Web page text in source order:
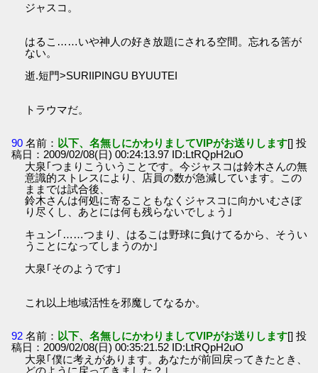
ジャスコ。
はるこ……いや神人の好き放題にされる空間。忘れる筈が
ない。
逝.短門>SURIIPINGU BYUUTEI
トラウマだ。
90 名前： 以下、名無しにかわりましてVIPがお送りします[] 投
稿日：2009/02/08(日) 00:24:13.97 ID:LtRQpH2uO
大泉｢つまりこういうことです。今ジャスコは鈴木さんの無
意識的ストレスにより、店員の数が急減しています。この
ままでは試合後、
鈴木さんは何処に寄ることもなくジャスコに向かいむさぼ
り尽くし、あとには何も残らないでしょう｣
キュン｢……つまり、はるこは野球に負けてるから、そうい
うことになってしまうのか｣
大泉｢そのようです｣
これ以上地域活性を邪魔してなるか。
92 名前： 以下、名無しにかわりましてVIPがお送りします[] 投
稿日：2009/02/08(日) 00:35:21.52 ID:LtRQpH2uO
大泉｢僕に考えがあります。あなたが前回戻ってきたとき、